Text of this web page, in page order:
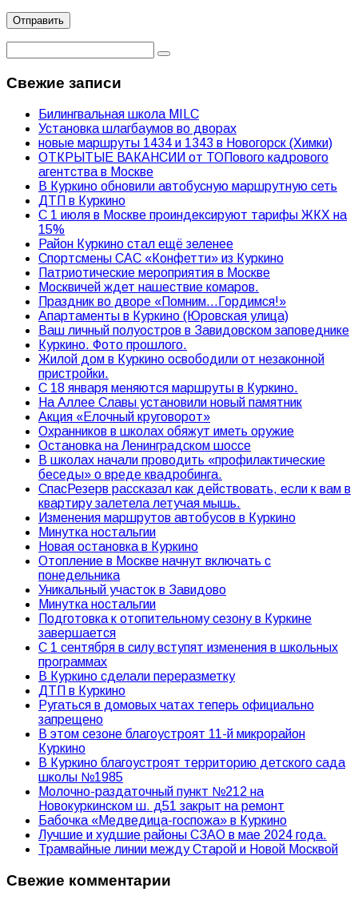
Свежие записи
Билингвальная школа MILC
Установка шлагбаумов во дворах
новые маршруты 1434 и 1343 в Новогорск (Химки)
ОТКРЫТЫЕ ВАКАНСИИ от ТОПового кадрового
агентства в Москве
В Куркино обновили автобусную маршрутную сеть
ДТП в Куркино
С 1 июля в Москве проиндексируют тарифы ЖКХ на
15%
Район Куркино стал ещё зеленее
Спортсмены САС «Конфетти» из Куркино
Патриотические мероприятия в Москве
Москвичей ждет нашествие комаров.
Праздник во дворе «Помним…Гордимся!»
Апартаменты в Куркино (Юровская улица)
Ваш личный полуостров в Завидовском заповеднике
Куркино. Фото прошлого.
Жилой дом в Куркино освободили от незаконной
пристройки.
С 18 января меняются маршруты в Куркино.
На Аллее Славы установили новый памятник
Акция «Елочный круговорот»
Охранников в школах обяжут иметь оружие
Остановка на Ленинградском шоссе
В школах начали проводить «профилактические
беседы» о вреде квадробинга.
СпасРезерв рассказал как действовать, если к вам в
квартиру залетела летучая мышь.
Изменения маршрутов автобусов в Куркино
Минутка ностальгии
Новая остановка в Куркино
Отопление в Москве начнут включать с
понедельника
Уникальный участок в Завидово
Минутка ностальгии
Подготовка к отопительному сезону в Куркине
завершается
С 1 сентября в силу вступят изменения в школьных
программах
В Куркино сделали переразметку
ДТП в Куркино
Ругаться в домовых чатах теперь официально
запрещено
В этом сезоне благоустроят 11-й микрорайон
Куркино
В Куркино благоустроят территорию детского сада
школы №1985
Молочно-раздаточный пункт №212 на
Новокуркинском ш. д51 закрыт на ремонт
Бабочка «Медведица-госпожа» в Куркино
Лучшие и худшие районы СЗАО в мае 2024 года.
Трамвайные линии между Старой и Новой Москвой
Свежие комментарии